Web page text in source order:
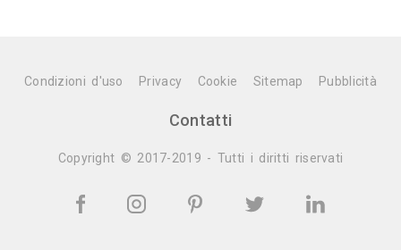
Condizioni d'uso Privacy Cookie Sitemap Pubblicità
Contatti
Copyright © 2017-2019 - Tutti i diritti riservati